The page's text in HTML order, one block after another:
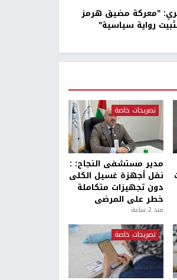
"معركة مضيق هرمز
رواية سياسية"
تصريحات خاصة
مدير مستشفى النجاح: :
نقل أجهزة غسيل الكلى
دون تجهيزات متكاملة
خطر على المرضى
منذ 2 ساعة
تصريحات خاصة